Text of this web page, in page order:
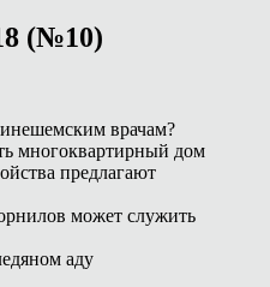
(№10)
врачам?
многоквартирный дом
предлагают
может служить
аду